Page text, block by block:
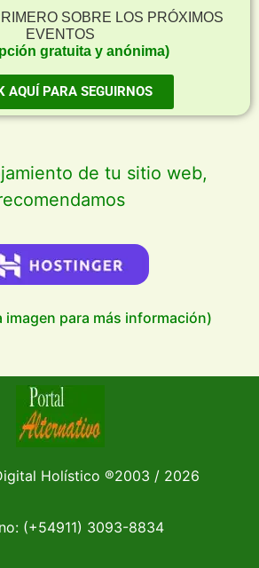
SOBRE LOS PRÓXIMOS
EVENTOS
gratuita y anónima)
AQUÍ PARA SEGUIRNOS
de tu sitio web,
imagen para más información)
Holístico ®2003 / 2026
(+54911) 3093-8834